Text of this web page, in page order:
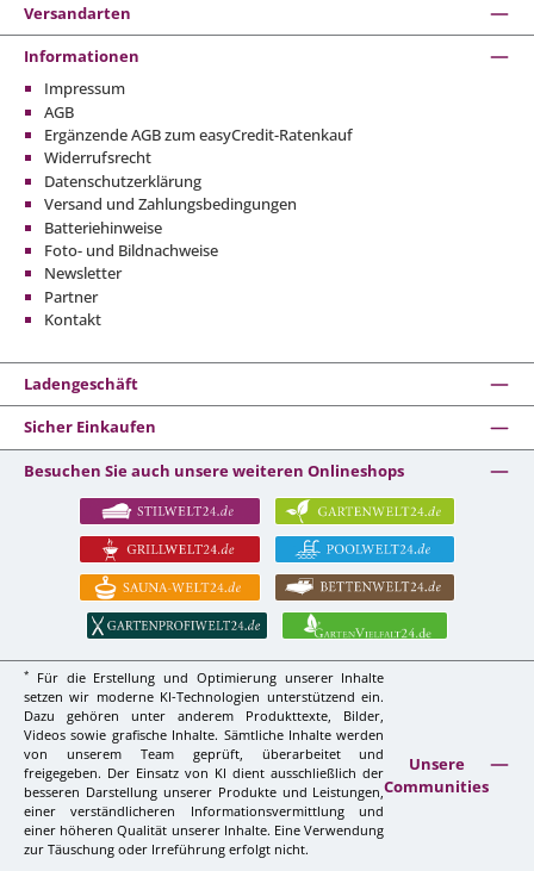
Versandarten
Informationen
Impressum
AGB
Ergänzende AGB zum easyCredit-Ratenkauf
Widerrufsrecht
Datenschutzerklärung
Versand und Zahlungsbedingungen
Batteriehinweise
Foto- und Bildnachweise
Newsletter
Partner
Kontakt
Ladengeschäft
Sicher Einkaufen
Besuchen Sie auch unsere weiteren Onlineshops
*
Für die Erstellung und Optimierung unserer Inhalte
setzen wir moderne KI-Technologien unterstützend ein.
Dazu gehören unter anderem Produkttexte, Bilder,
Videos sowie grafische Inhalte. Sämtliche Inhalte werden
von unserem Team geprüft, überarbeitet und
freigegeben. Der Einsatz von KI dient ausschließlich der
besseren Darstellung unserer Produkte und Leistungen,
einer verständlicheren Informationsvermittlung und
einer höheren Qualität unserer Inhalte. Eine Verwendung
zur Täuschung oder Irreführung erfolgt nicht.
Unsere
Communities